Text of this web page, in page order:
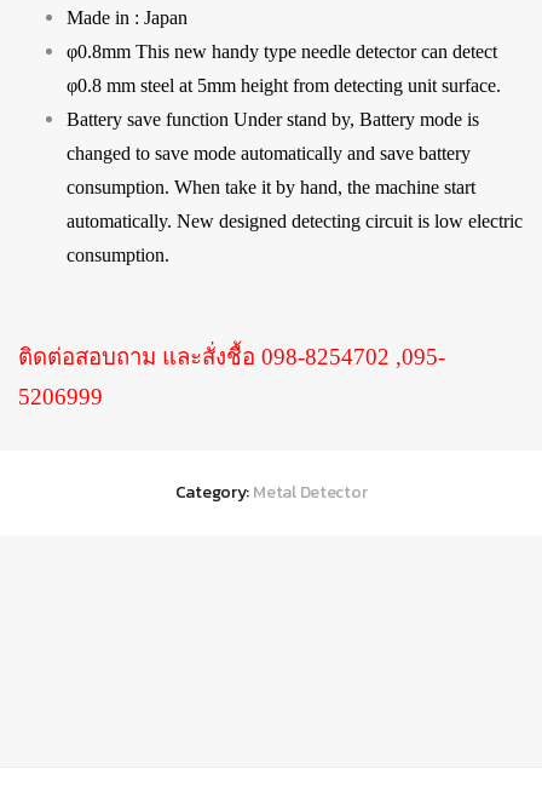
Made in : Japan
φ0.8mm This new handy type needle detector can detect
φ0.8 mm steel at 5mm height from detecting unit surface.
Battery save function Under stand by, Battery mode is
changed to save mode automatically and save battery
consumption. When take it by hand, the machine start
automatically. New designed detecting circuit is low electric
consumption.
ติดต่อสอบถาม และสั่งชื้อ 098-8254702 ,095-
5206999
Category:Metal Detector